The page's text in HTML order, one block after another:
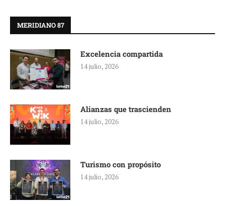
MERIDIANO 87
Excelencia compartida
14 julio, 2026
Alianzas que trascienden
14 julio, 2026
Turismo con propósito
14 julio, 2026